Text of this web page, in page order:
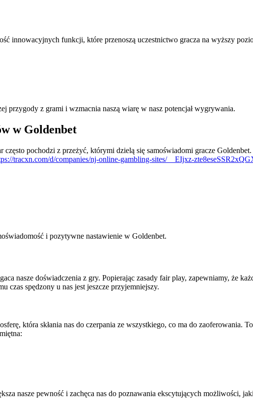
innowacyjnych funkcji, które przenoszą uczestnictwo gracza na wyższy
przygody z grami i wzmacnia naszą wiarę w nasz potencjał wygrywania.
w Goldenbet
pochodzi z przeżyć, którymi dzielą się samoświadomi gracze
tracxn.com/d/companies/nj-online-gambling-sites/__EIjxz-
i pozytywne nastawienie w Goldenbet.
nasze doświadczenia z gry. Popierając zasady fair play, zapewniamy, że
czas spędzony u nas jest jeszcze przyjemniejszy.
która skłania nas do czerpania ze wszystkiego, co ma do zaoferowania.
nasze pewność i zachęca nas do poznawania ekscytujących możliwości,